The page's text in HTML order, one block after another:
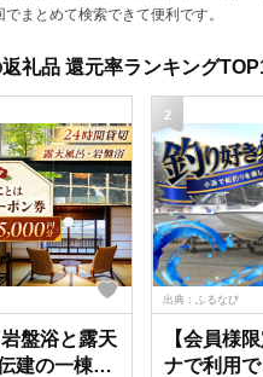
まとめて検索できて便利です。
礼品 還元率ランキング
盤浴と露天
建の一棟貸
2
出典：ふるなび
【会員様
ナで利用